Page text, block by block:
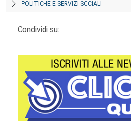
POLITICHE E SERVIZI SOCIALI
Condividi su: